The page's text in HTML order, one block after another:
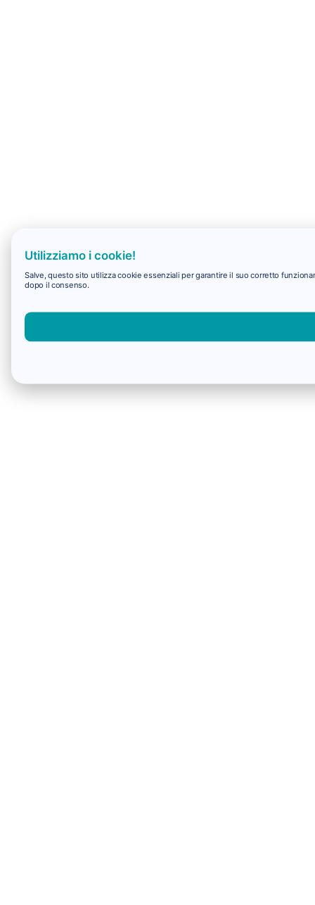
Utilizziamo i cookie!
Salve, questo sito utilizza cookie essenziali per garantire il suo corretto
dopo il consenso.